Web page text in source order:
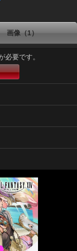
画像（1）
必要です。